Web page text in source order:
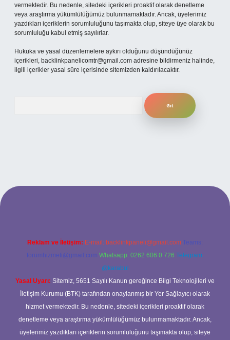
vermektedir. Bu nedenle, sitedeki içerikleri proaktif olarak denetleme
veya araştırma yükümlülüğümüz bulunmamaktadır. Ancak, üyelerimiz
yazdıkları içeriklerin sorumluluğunu taşımakta olup, siteye üye olarak bu
sorumluluğu kabul etmiş sayılırlar.
Hukuka ve yasal düzenlemelere aykırı olduğunu düşündüğünüz
içerikleri, backlinkpanelicomtr@gmail.com adresine bildirmeniz halinde,
ilgili içerikler yasal süre içerisinde sitemizden kaldırılacaktır.
Reklam ve İletişim: E-mail: backlinkpaneli@gmail.com Teams:
forumhizmeti@gmail.com Whatsapp: 0262 606 0 726 Telegram:
@karabul
Yasal Uyarı: Sitemiz, 5651 Sayılı Kanun gereğince Bilgi Teknolojileri ve
İletişim Kurumu (BTK) tarafından onaylanmış bir Yer Sağlayıcı olarak
hizmet vermektedir. Bu nedenle, sitedeki içerikleri proaktif olarak
denetleme veya araştırma yükümlülüğümüz bulunmamaktadır. Ancak,
üyelerimiz yazdıkları içeriklerin sorumluluğunu taşımakta olup, siteye